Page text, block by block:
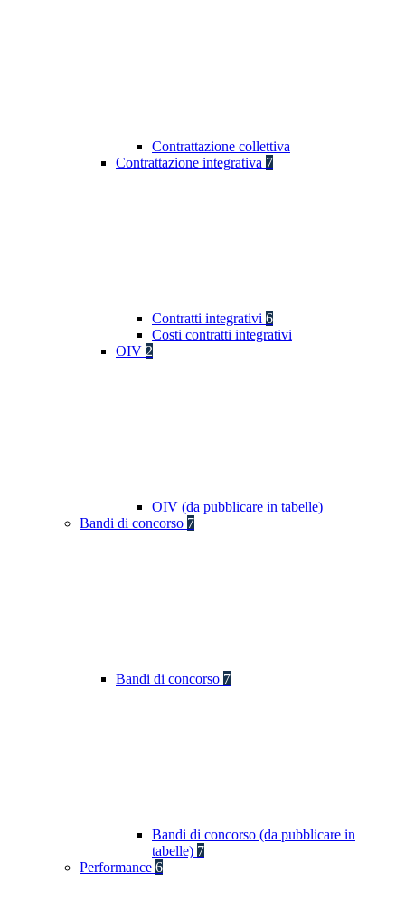
Contrattazione collettiva
Contrattazione integrativa 7
Contratti integrativi 6
Costi contratti integrativi
OIV 2
OIV (da pubblicare in tabelle)
Bandi di concorso 7
Bandi di concorso 7
Bandi di concorso (da pubblicare in
tabelle) 7
Performance 6